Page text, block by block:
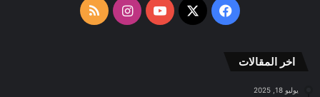
الموقع
فيسبوك
‫X
‫YouTubeانستقرامملخص
اخر المقالات
يوليو 18, 2025